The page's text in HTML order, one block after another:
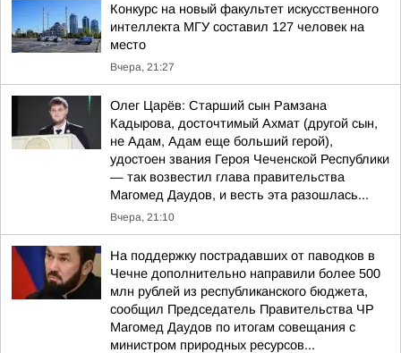
Конкурс на новый факультет искусственного
интеллекта МГУ составил 127 человек на
место
Вчера, 21:27
Олег Царёв: Старший сын Рамзана
Кадырова, досточтимый Ахмат (другой сын,
не Адам, Адам еще больший герой),
удостоен звания Героя Чеченской Республики
— так возвестил глава правительства
Магомед Даудов, и весть эта разошлась...
Вчера, 21:10
На поддержку пострадавших от паводков в
Чечне дополнительно направили более 500
млн рублей из республиканского бюджета,
сообщил Председатель Правительства ЧР
Магомед Даудов по итогам совещания с
министром природных ресурсов...